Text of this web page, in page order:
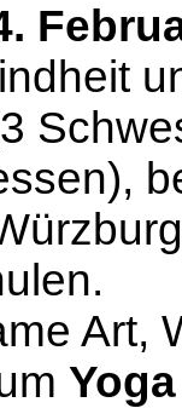
Art,
Yoga